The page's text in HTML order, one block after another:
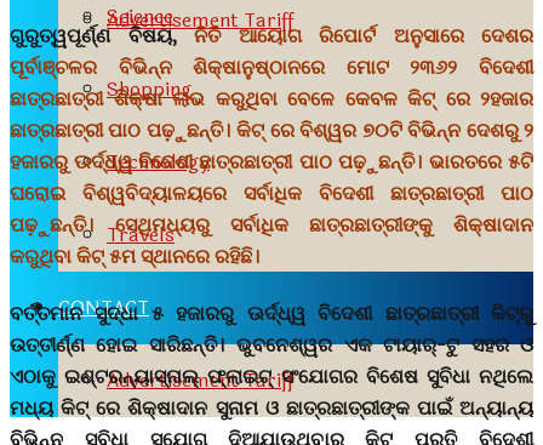
Advertisement Tariff
Science
Shopping
Technology
Travels
CONTACT
Advertisement Tariff
ଗୁରୁତ୍ୱପୂର୍ଣ୍ଣ ବିଷୟ,ନିତି ଆୟୋଗ ରିପୋର୍ଟ ଅନୁସାରେ ଦେଶର
ପୂର୍ବାଞ୍ଚଳର ବିଭିନ୍ନ ଶିକ୍ଷାନୁଷ୍ଠାନରେ ମୋଟ ୨୩୬୨ ବିଦେଶୀ
ଛାତ୍ରଛାତ୍ରୀ ଶିକ୍ଷା ଲାଭ କରୁଥିବା ବେଳେ କେବଳ କିଟ୍‍ ରେ ୨ହଜାର
ଛାତ୍ରଛାତ୍ରୀ ପାଠ ପଢ଼ୁଛନ୍ତି। କିଟ୍‍ ରେ ବିଶ୍ୱର ୭୦ଟି ବିଭିନ୍ନ ଦେଶରୁ ୨
ହଜାରରୁ ଊର୍ଦ୍ଧ୍ୱ ବିଦେଶୀ ଛାତ୍ରଛାତ୍ରୀ ପାଠ ପଢ଼ୁଛନ୍ତି। ଭାରତରେ ୫ଟି
ଘରୋଇ ବିଶ୍ୱବିଦ୍ୟାଳୟରେ ସର୍ବାଧିକ ବିଦେଶୀ ଛାତ୍ରଛାତ୍ରୀ ପାଠ
ପଢ଼ୁଛନ୍ତି। ସେଥିମଧ୍ୟରୁ ସର୍ବାଧିକ ଛାତ୍ରଛାତ୍ରୀଙ୍କୁ ଶିକ୍ଷାଦାନ
କରୁଥିବା କିଟ୍‍ ୫ମ ସ୍ଥାନରେ ରହିଛି।
ବର୍ତ୍ତମାନ ସୁଦ୍ଧା ୫ ହଜାରରୁ ଊର୍ଦ୍ଧ୍ୱ ବିଦେଶୀ ଛାତ୍ରଛାତ୍ରୀ କିଟ୍‍ରୁ
ଉତ୍ତୀର୍ଣ୍ଣ ହୋଇ ସାରିଛନ୍ତି। ଭୁବନେଶ୍ୱର ଏକ ଟାୟାର୍‍-ଟୁ ସହର ଓ
ଏଠାକୁ ଇଣ୍ଟରନ୍ୟାସ୍‍ନାଲ୍‍ ଫ୍ଲାଇଟ୍‍ ସଂଯୋଗର ବିଶେଷ ସୁବିଧା ନଥିଲେ
ମଧ୍ୟ କିଟ୍‍ ରେ ଶିକ୍ଷାଦାନ ସୁନାମ ଓ ଛାତ୍ରଛାତ୍ରୀଙ୍କ ପାଇଁ ଅନ୍ୟାନ୍ୟ